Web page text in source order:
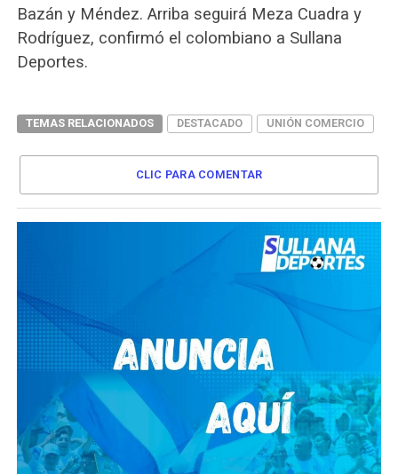
Bazán y Méndez. Arriba seguirá Meza Cuadra y
Rodríguez, confirmó el colombiano a Sullana
Deportes.
TEMAS RELACIONADOS DESTACADO UNIÓN COMERCIO
CLIC PARA COMENTAR